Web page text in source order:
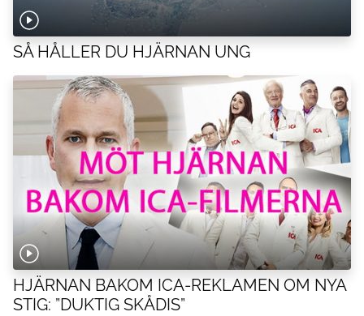
SÅ HÅLLER DU HJÄRNAN UNG
HJÄRNAN BAKOM ICA-REKLAMEN OM NYA
STIG: ”DUKTIG SKÅDIS”